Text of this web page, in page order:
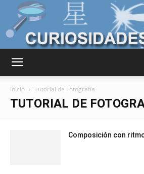
Inicio Tutorial de Fotografía
TUTORIAL DE
Composición con